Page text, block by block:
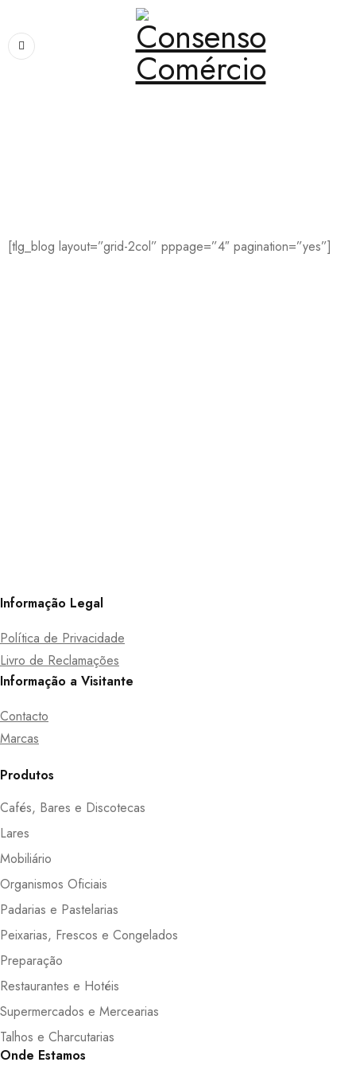
[tlg_blog layout=”grid-2col” pppage=”4″ pagination=”yes”]
Informação Legal
Política de Privacidade
Livro de Reclamações
Informação a Visitante
Contacto
Marcas
Produtos
Cafés, Bares e Discotecas
Lares
Mobiliário
Organismos Oficiais
Padarias e Pastelarias
Peixarias, Frescos e Congelados
Preparação
Restaurantes e Hotéis
Supermercados e Mercearias
Talhos e Charcutarias
Onde Estamos